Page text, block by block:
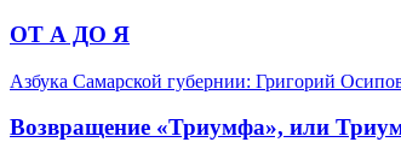
ОТ А ДО Я
Азбука Самарской губернии: Григорий
Возвращение «Триумфа», или